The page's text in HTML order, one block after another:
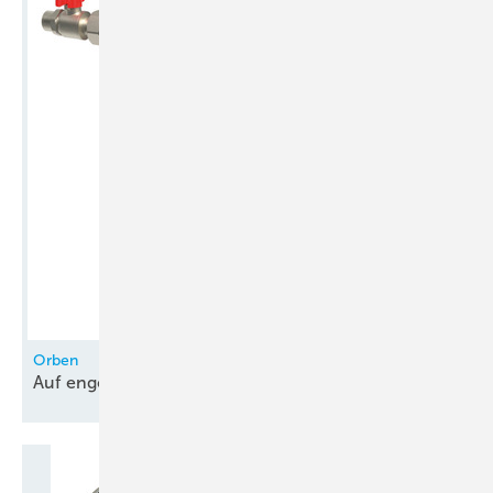
Produkthighlights, die Sie auf der Messe finden können. ■
www.chillventa.de
Orben
Auf engem Raum